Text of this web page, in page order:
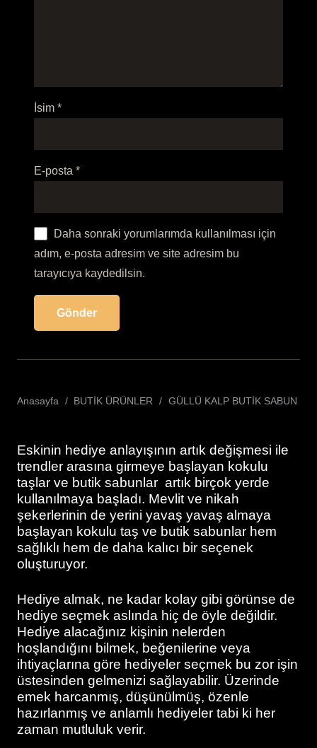
İsim *
E-posta *
Daha sonraki yorumlarımda kullanılması için
adım, e-posta adresim ve site adresim bu
tarayıcıya kaydedilsin.
Anasayfa / BUTİK ÜRÜNLER / GÜLLÜ KALP BUTİK SABUN
Eskinin hediye anlayışının artık değişmesi ile
trendler arasına girmeye başlayan kokulu
taşlar ve butik sabunlar artık birçok yerde
kullanılmaya başladı. Mevlit ve nikah
şekerlerinin de yerini yavaş yavaş almaya
başlayan kokulu taş ve butik sabunlar hem
sağlıklı hem de daha kalıcı bir seçenek
oluşturuyor.
Hediye almak, ne kadar kolay gibi görünse de
hediye seçmek aslında hiç de öyle değildir.
Hediye alacağınız kişinin nelerden
hoşlandığını bilmek, beğenilerine veya
ihtiyaçlarına göre hediyeler seçmek bu zor işin
üstesinden gelmenizi sağlayabilir. Üzerinde
emek harcanmış, düşünülmüş, özenle
hazırlanmış ve anlamlı hediyeler tabi ki her
zaman mutluluk verir.